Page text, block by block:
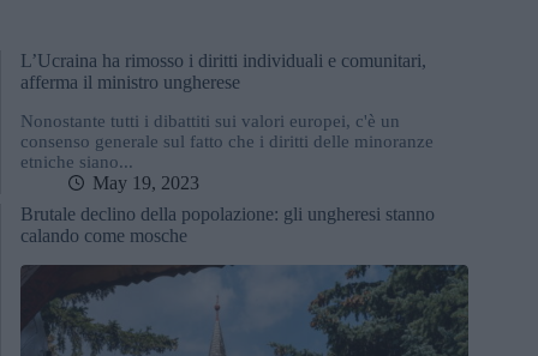
L’Ucraina ha rimosso i diritti individuali e comunitari,
afferma il ministro ungherese
Nonostante tutti i dibattiti sui valori europei, c'è un
consenso generale sul fatto che i diritti delle minoranze
etniche siano...
May 19, 2023
Brutale declino della popolazione: gli ungheresi stanno
calando come mosche